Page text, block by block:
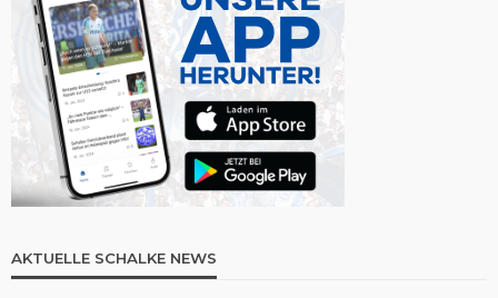
AKTUELLE SCHALKE NEWS